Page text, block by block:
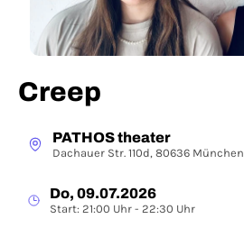
Creep
PATHOS theater
Dachauer Str. 110d, 80636 München
Do, 09.07.2026
Start: 21:00 Uhr - 22:30 Uhr